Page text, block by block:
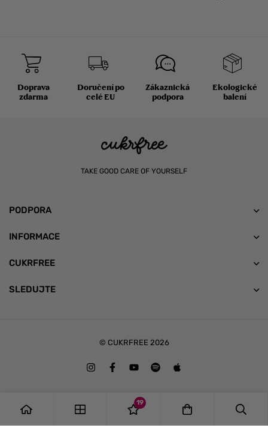
Doprava
zdarma
Doručení po
celé EU
Zákaznická
podpora
Ekologické
balení
TAKE GOOD CARE OF YOURSELF
PODPORA
INFORMACE
CUKRFREE
SLEDUJTE
© CUKRFREE 2026
19